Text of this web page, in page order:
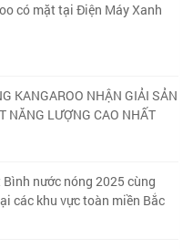
có mặt tại Điện Máy Xanh
KANGAROO NHẬN GIẢI SẢN
NĂNG LƯỢNG CAO NHẤT
nước nóng 2025 cùng
các khu vực toàn miền Bắc